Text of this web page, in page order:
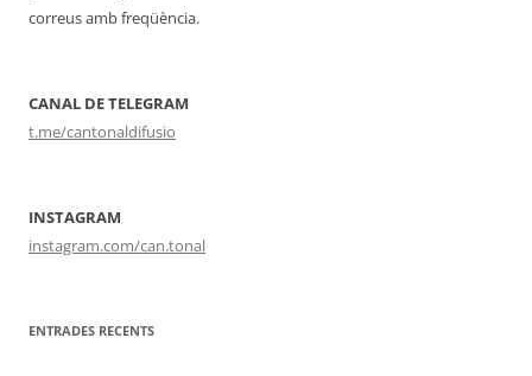
correus amb freqüència.
CANAL DE TELEGRAM
t.me/cantonaldifusio
INSTAGRAM
instagram.com/can.tonal
ENTRADES RECENTS